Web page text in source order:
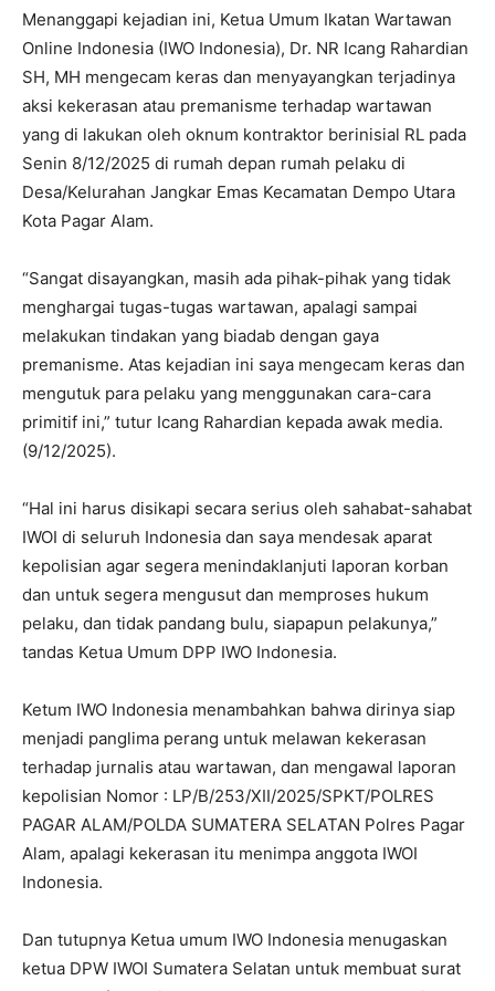
Menanggapi kejadian ini, Ketua Umum Ikatan Wartawan
Online Indonesia (IWO Indonesia), Dr. NR Icang Rahardian
SH, MH mengecam keras dan menyayangkan terjadinya
aksi kekerasan atau premanisme terhadap wartawan
yang di lakukan oleh oknum kontraktor berinisial RL pada
Senin 8/12/2025 di rumah depan rumah pelaku di
Desa/Kelurahan Jangkar Emas Kecamatan Dempo Utara
Kota Pagar Alam.
“Sangat disayangkan, masih ada pihak-pihak yang tidak
menghargai tugas-tugas wartawan, apalagi sampai
melakukan tindakan yang biadab dengan gaya
premanisme. Atas kejadian ini saya mengecam keras dan
mengutuk para pelaku yang menggunakan cara-cara
primitif ini,” tutur Icang Rahardian kepada awak media.
(9/12/2025).
“Hal ini harus disikapi secara serius oleh sahabat-sahabat
IWOI di seluruh Indonesia dan saya mendesak aparat
kepolisian agar segera menindaklanjuti laporan korban
dan untuk segera mengusut dan memproses hukum
pelaku, dan tidak pandang bulu, siapapun pelakunya,”
tandas Ketua Umum DPP IWO Indonesia.
Ketum IWO Indonesia menambahkan bahwa dirinya siap
menjadi panglima perang untuk melawan kekerasan
terhadap jurnalis atau wartawan, dan mengawal laporan
kepolisian Nomor : LP/B/253/XII/2025/SPKT/POLRES
PAGAR ALAM/POLDA SUMATERA SELATAN Polres Pagar
Alam, apalagi kekerasan itu menimpa anggota IWOI
Indonesia.
Dan tutupnya Ketua umum IWO Indonesia menugaskan
ketua DPW IWOI Sumatera Selatan untuk membuat surat